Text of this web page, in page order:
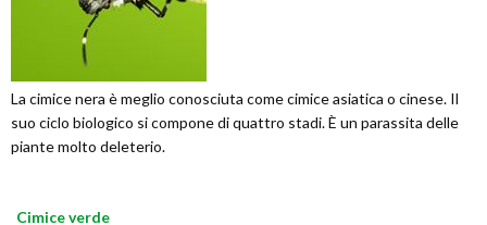
La cimice nera è meglio conosciuta come cimice asiatica o cinese. Il
suo ciclo biologico si compone di quattro stadi. È un parassita delle
piante molto deleterio.
Cimice verde